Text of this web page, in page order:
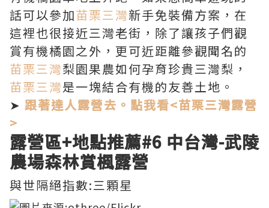
話可以參加苗栗三灣新手免裝備方案，在
這裡也很接近三灣老街，除了讓孩子們觀
賞有機橘園之外，更可近距離參觀聞名的
苗栗三灣梨園果農如何孕育珍貴三灣梨，
苗栗三灣是一塊結合有機的友善土地。
➤ 跟著達人露營去。點我看<苗栗三灣露營
>
露營區+地點推薦#6 中台灣-武陵
農場森林賞楓露營
與世隔絕指數:三顆星